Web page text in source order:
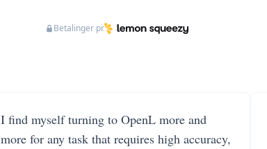
Betalinger pr
I find myself turning to OpenL more and
more for any task that requires high accuracy,